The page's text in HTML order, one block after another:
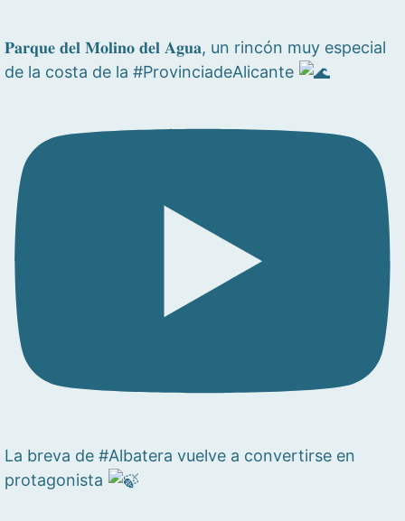
𝐏𝐚𝐫𝐪𝐮𝐞 𝐝𝐞𝐥 𝐌𝐨𝐥𝐢𝐧𝐨 𝐝𝐞𝐥 𝐀𝐠𝐮𝐚, un rincón muy especial
de la costa de la #ProvinciadeAlicante
La breva de #Albatera vuelve a convertirse en
protagonista